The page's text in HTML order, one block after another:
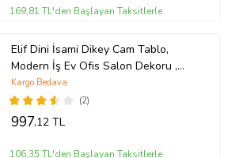
169,81 TL'den Başlayan Taksitlerle
Elif Dini İsami Dikey Cam Tablo,
Modern İş Ev Ofis Salon Dekoru ,
Hediyelik Duvar Dekoru (Çok Renkli)
(2)
Kargo Bedava
997,12 TL
106,35 TL'den Başlayan Taksitlerle